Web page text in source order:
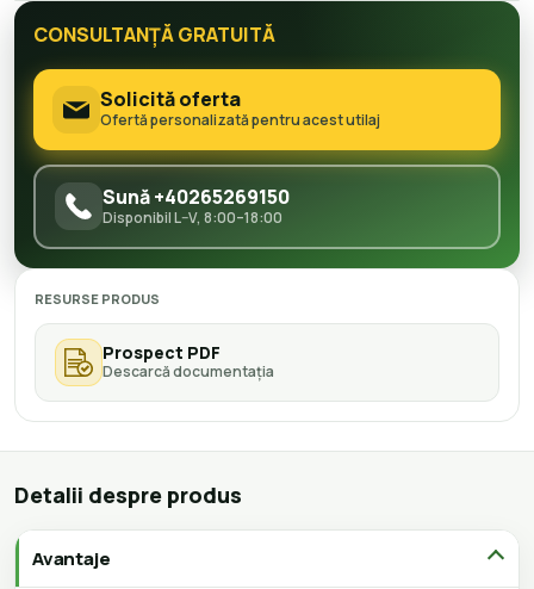
CONSULTANȚĂ GRATUITĂ
Solicită oferta
Ofertă personalizată pentru acest utilaj
Sună +40265269150
Disponibil L–V, 8:00–18:00
RESURSE PRODUS
Prospect PDF
Descarcă documentația
Detalii despre produs
Avantaje